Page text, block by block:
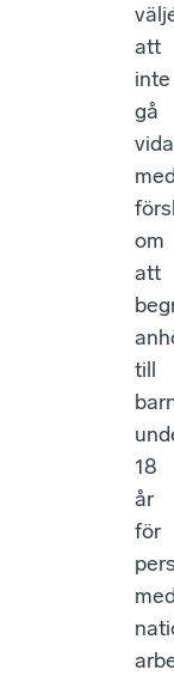
att
inte
gå
med
om
att
till
18
år
för
med